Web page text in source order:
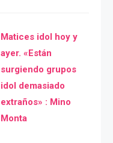
Matices idol hoy y
ayer. «Están
surgiendo grupos
idol demasiado
extraños» : Mino
Monta